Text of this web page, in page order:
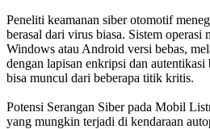
Peneliti keamanan siber otomotif
berasal dari virus biasa. Sistem operasi
Windows atau Android versi bebas,
dengan lapisan enkripsi dan
bisa muncul dari beberapa titik kritis.
Potensi Serangan Siber pada Mobil
yang mungkin terjadi di kendaraan